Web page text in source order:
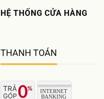
HỆ THỐNG CỬA HÀNG
THANH TOÁN